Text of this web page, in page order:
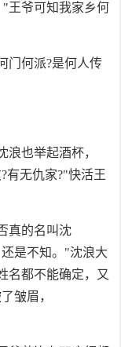
王爷可知我家乡何
门何派?是何人传
也举起酒杯，
有无仇家?"快活王
真的名叫沈
是不知。"沈浪大
名都不能确定，又
皱眉，